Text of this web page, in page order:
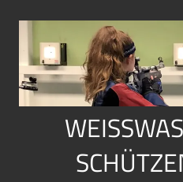
springen